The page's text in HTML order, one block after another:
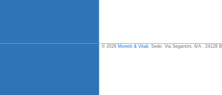
© 2026 Moretti & Vitali . Sede: Via Segantini, 6/A . 24128